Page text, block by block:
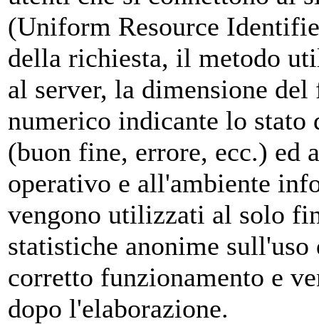
(Uniform Resource
della richiesta, il metodo
al server, la dimensione
numerico indicante lo stato
(buon fine, errore, ecc.) ed
operativo e all'ambiente
vengono utilizzati al solo
statistiche anonime
corretto funzionamento e
dopo l'elaborazione.